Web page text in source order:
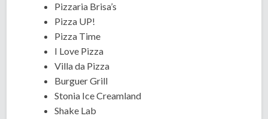
Pizzaria Brisa’s
Pizza UP!
Pizza Time
I Love Pizza
Villa da Pizza
Burguer Grill
Stonia Ice Creamland
Shake Lab